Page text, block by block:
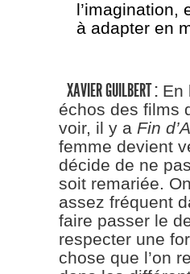
l’imagination,
à adapter en
XAVIER GUILBERT :En
échos des films
voir, il y a Fin
femme devient
décide de ne
soit remariée.
assez fréquent
faire passer le
respecter une
chose que l’on